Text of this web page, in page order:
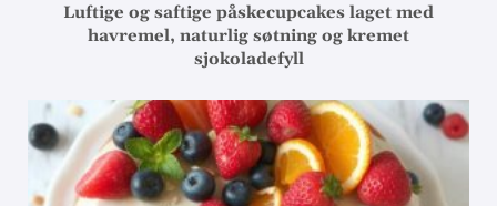
Luftige og saftige påskecupcakes laget med
havremel, naturlig søtning og kremet
sjokoladefyll